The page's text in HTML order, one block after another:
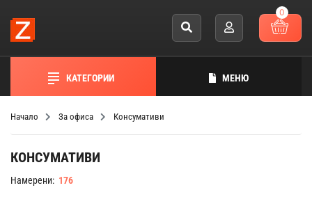
0
КАТЕГОРИИ МЕНЮ
Начало За офиса Консумативи
КОНСУМАТИВИ
Намерени: 176